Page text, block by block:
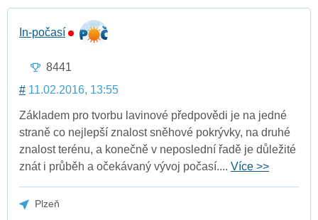
In-počasí
8441
# 11.02.2016, 13:55
Základem pro tvorbu lavinové předpovědi je na jedné
straně co nejlepší znalost sněhové pokrývky, na druhé
znalost terénu, a konečně v neposlední řadě je důležité
znát i průběh a očekávaný vývoj počasí.... Více >>
Plzeň